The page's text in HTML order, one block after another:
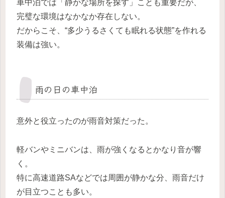
車中泊では「静かな場所を探す」ことも重要だが、
完璧な環境はなかなか存在しない。
だからこそ、“多少うるさくても眠れる状態”を作れる
装備は強い。
雨の日の車中泊
意外と役立ったのが雨音対策だった。
軽バンやミニバンは、雨が強くなるとかなり音が響
く。
特に高速道路SAなどでは周囲が静かな分、雨音だけ
が目立つことも多い。